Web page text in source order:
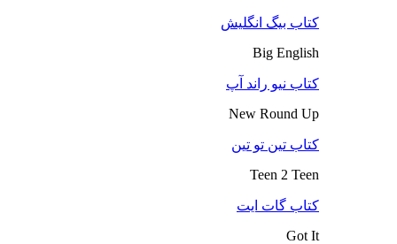
کتاب بیگ انگلیش
Big English
کتاب نیو راند آپ
New Round Up
کتاب تین تو تین
Teen 2 Teen
کتاب گات ایت
Got It